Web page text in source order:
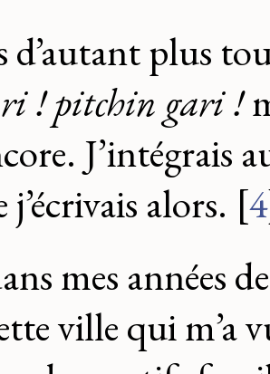
d’autant plus
! pitchin gari !
J’intégrais
alors. [4
mes années
ville qui m’a